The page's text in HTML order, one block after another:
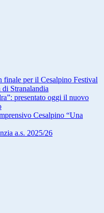
finale per il Cesalpino Festival
Stranalandia
presentato oggi il nuovo
Cesalpino “Una
a.s. 2025/26